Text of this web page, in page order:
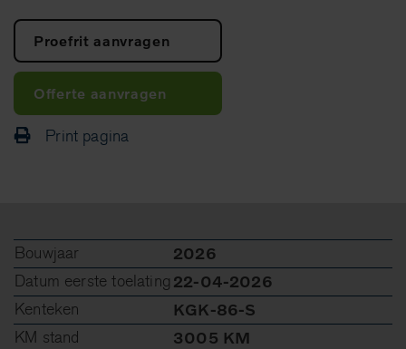
Proefrit aanvragen
Offerte aanvragen
Print pagina
Bouwjaar
2026
Datum eerste toelating 22-04-2026
Kenteken
KGK-86-S
KM stand
3005 KM